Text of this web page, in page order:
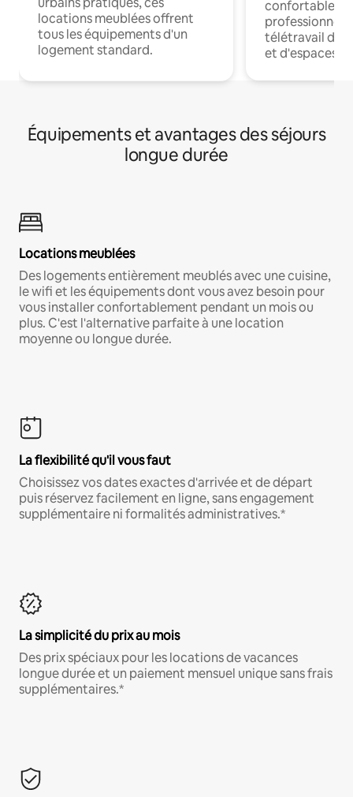
locations meublées offrent
tous les équipements d'un
logement standard.
confortables
professionnels
télétravail
et d'espaces
Équipements et avantages des séjours
longue durée
Locations meublées
Des logements entièrement meublés avec une cuisine,
le wifi et les équipements dont vous avez besoin pour
vous installer confortablement pendant un mois ou
plus. C'est l'alternative parfaite à une location
moyenne ou longue durée.
La flexibilité qu'il vous faut
Choisissez vos dates exactes d'arrivée et de départ
puis réservez facilement en ligne, sans engagement
supplémentaire ni formalités administratives.*
La simplicité du prix au mois
Des prix spéciaux pour les locations de vacances
longue durée et un paiement mensuel unique sans frais
supplémentaires.*